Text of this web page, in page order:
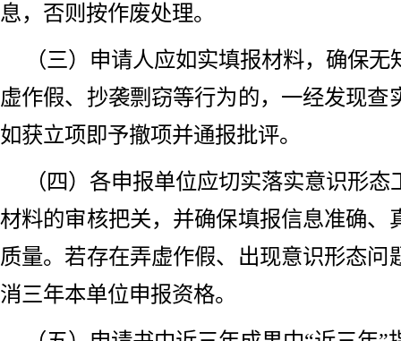
息，否则按作废处理。
（三）申请人应如实填报材料，确保
虚作假、抄袭剽窃等行为的，一经发现查
如获立项即予撤项并通报批评。
（四）各申报单位应切实落实意识形
材料的审核把关，并确保填报信息准确、
质量。若存在弄虚作假、出现意识形态问
消三年本单位申报资格。